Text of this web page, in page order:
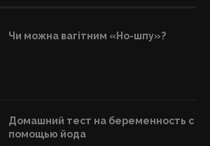
Чи можна вагітним «Но-шпу»?
Домашний тест на беременность с
помощью йода